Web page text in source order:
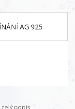
celý popis